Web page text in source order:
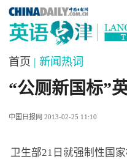
首页 | 新闻热词
“公厕新国标”
中国日报网 2013-02-25 11:10
卫生部21日就强制性国